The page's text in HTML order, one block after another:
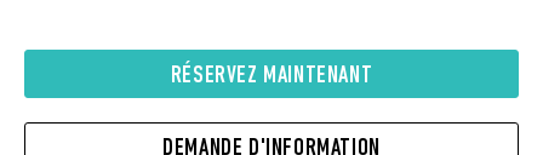
RÉSERVEZ MAINTENANT
DEMANDE D'INFORMATION